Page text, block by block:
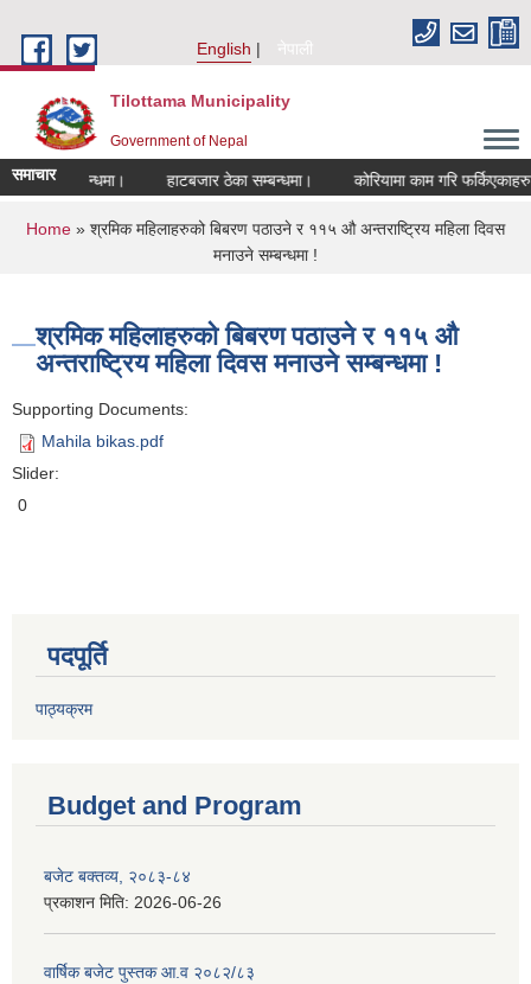
English
नेपाली
Tilottama Municipality
Government of Nepal
समाचार
हुने सम्बन्धमा। हाटबजार ठेका सम्बन्धमा। कोरियामा काम गरि
You are here
Home » श्रमिक महिलाहरुको बिबरण पठाउने र ११५ औ अन्तराष्ट्रिय महिला दिवस
मनाउने सम्बन्धमा !
श्रमिक महिलाहरुको बिबरण पठाउने र ११५ औ
अन्तराष्ट्रिय महिला दिवस मनाउने सम्बन्धमा !
Supporting Documents:
Mahila bikas.pdf
Slider:
0
पदपूर्ति
पाठ्यक्रम
Budget and Program
बजेट बक्तव्य, २०८३-८४
प्रकाशन मिति: 2026-06-26
वार्षिक बजेट पुस्तक आ.व २०८२/८३